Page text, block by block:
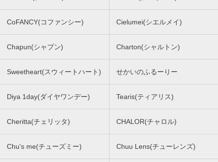
CoFANCY(コファンシー) Cielumei(シエルメイ)
Chapun(シャプン) Charton(シャルトン)
Sweetheart(スウィートハート) せかいのふるーりー
Diya 1day(ダイヤワンデー) Tearis(ティアリス)
Cheritta(チェリッタ) CHALOR(チャロル)
Chu's me(チューズミー) Chuu Lens(チューレンズ)